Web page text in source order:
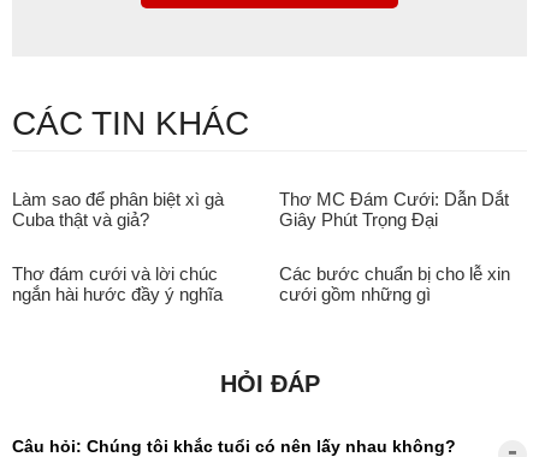
CÁC TIN KHÁC
Làm sao để phân biệt xì gà
Cuba thật và giả?
Thơ MC Đám Cưới: Dẫn Dắt
Giây Phút Trọng Đại
Thơ đám cưới và lời chúc
ngắn hài hước đầy ý nghĩa
Các bước chuẩn bị cho lễ xin
cưới gồm những gì
HỎI ĐÁP
Câu hỏi: Chúng tôi khắc tuổi có nên lấy nhau không?